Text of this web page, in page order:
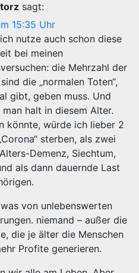
sagt:
15:35 Uhr
nutze auch schon diese
bei meinen
die Mehrzahl der
die „normalen Toten“,
gibt, geben muss. Und
halt in diesem Alter.
könnte, würde ich lieber 2
sterben, als zwei
Demenz, Siechtum,
als dann dauernde Last
von unlebenswerten
niemand – außer die
die je älter die Menschen
Profite generieren.